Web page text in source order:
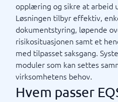
opplæring og sikre at arbeid
Løsningen tilbyr effektiv,
dokumentstyring, løpende
risikosituasjonen samt et
med tilpasset saksgang.
moduler som kan settes
virksomhetens behov.
Hvem passer